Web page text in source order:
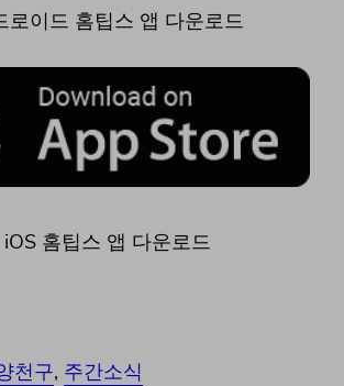
로이드 홈팁스 앱 다운로드
iOS 홈팁스 앱 다운로드
천구, 주간소식